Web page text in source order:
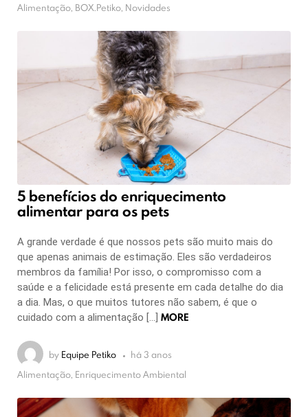
Alimentação, BOX.Petiko, Novidades
5 benefícios do enriquecimento
alimentar para os pets
A grande verdade é que nossos pets são muito mais do
que apenas animais de estimação. Eles são verdadeiros
membros da família! Por isso, o compromisso com a
saúde e a felicidade está presente em cada detalhe do dia
a dia. Mas, o que muitos tutores não sabem, é que o
cuidado com a alimentação […] MORE
by Equipe Petiko
há 3 anos
Alimentação, Enriquecimento Ambiental